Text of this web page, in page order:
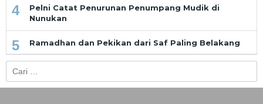
4
Pelni Catat Penurunan Penumpang Mudik di
Nunukan
5 Ramadhan dan Pekikan dari Saf Paling Belakang
untuk: